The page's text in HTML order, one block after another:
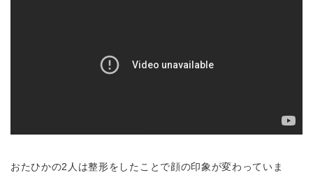
おたひかの2人は整形をしたことで顔の印象が変わっていま